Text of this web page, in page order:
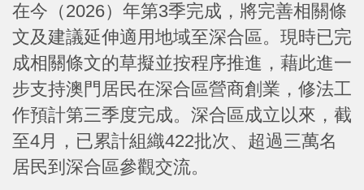
在今（2026）年第3季完成，將完善相關條
文及建議延伸適用地域至深合區。現時已完
成相關條文的草擬並按程序推進，藉此進一
步支持澳門居民在深合區營商創業，修法工
作預計第三季度完成。深合區成立以來，截
至4月，已累計組織422批次、超過三萬名
居民到深合區參觀交流。